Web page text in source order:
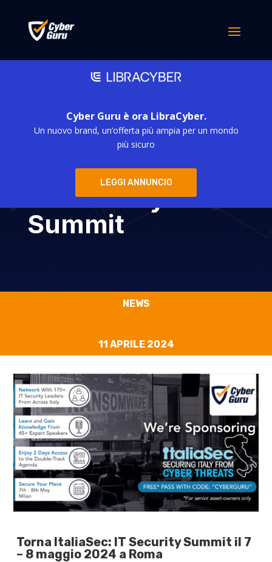
Cyber Guru è ora LibraCyber.
Un nuovo brand, un’offerta più ampia per un mondo
più sicuro
LEGGI ANNUNCIO
Cyber Guru
torna a ItaliaSec:
IT Security
Summit
NEWS
11 APRILE 2024
Torna ItaliaSec: IT Security Summit il 7
– 8 maggio 2024 a Roma